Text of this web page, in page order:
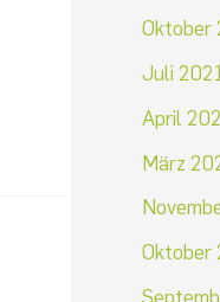
Oktober
Juli
April
März
Oktober